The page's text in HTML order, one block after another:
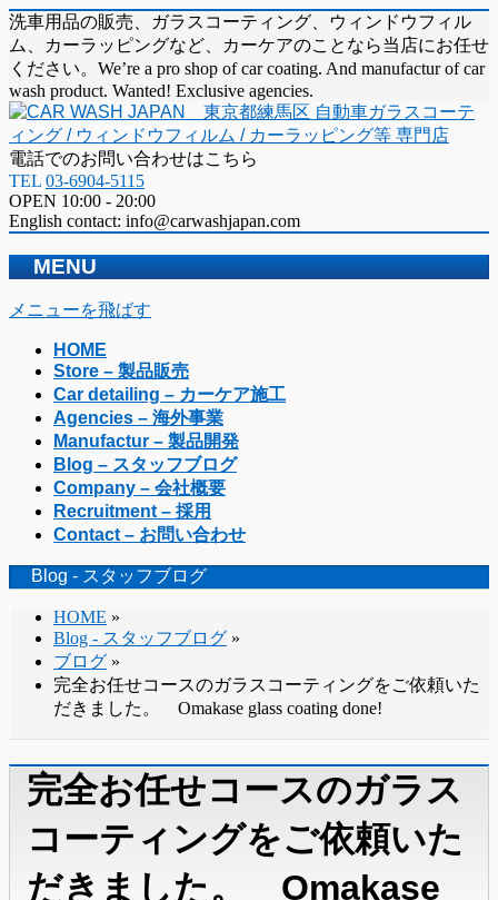
洗車用品の販売、ガラスコーティング、ウィンドウフィル
ム、カーラッピングなど、カーケアのことなら当店にお任せ
ください。We’re a pro shop of car coating. And manufactur of car
wash product. Wanted! Exclusive agencies.
電話でのお問い合わせはこちら
TEL 03-6904-5115
OPEN 10:00 - 20:00
English contact: info@carwashjapan.com
MENU
メニューを飛ばす
HOME
Store – 製品販売
Car detailing – カーケア施工
Agencies – 海外事業
Manufactur – 製品開発
Blog – スタッフブログ
Company – 会社概要
Recruitment – 採用
Contact – お問い合わせ
Blog - スタッフブログ
HOME »
Blog - スタッフブログ »
ブログ »
完全お任せコースのガラスコーティングをご依頼いた
だきました。 Omakase glass coating done!
完全お任せコースのガラス
コーティングをご依頼いた
だきました。 Omakase